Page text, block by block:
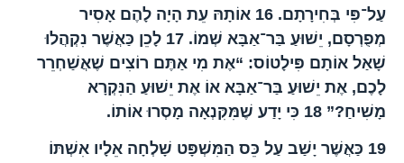
עַל־פִּי בְּחִירָתָם. 16 אוֹתָהּ עֵת הָיָה לָהֶם אָסִיר
מְפֻרְסָם, יֵשׁוּעַ בַּר־אַבָּא שְׁמוֹ. 17 לָכֵן כַּאֲשֶׁר נִקְהֲלוּ
שָׁאַל אוֹתָם פִּילָטוֹס: “אֶת מִי אַתֶּם רוֹצִים שֶׁאֲשַׁחְרֵר
לָכֶם, אֶת יֵשׁוּעַ בַּר־אַבָּא אוֹ אֶת יֵשׁוּעַ הַנִּקְרָא
מָשִׁיחַ?” 18 כִּי יָדַע שֶׁמִּקִּנְאָה מָסְרוּ אוֹתוֹ.
19 כַּאֲשֶׁר יָשַׁב עַל כֵּס הַמִּשְׁפָּט שָׁלְחָה אֵלָיו אִשְׁתּוֹ